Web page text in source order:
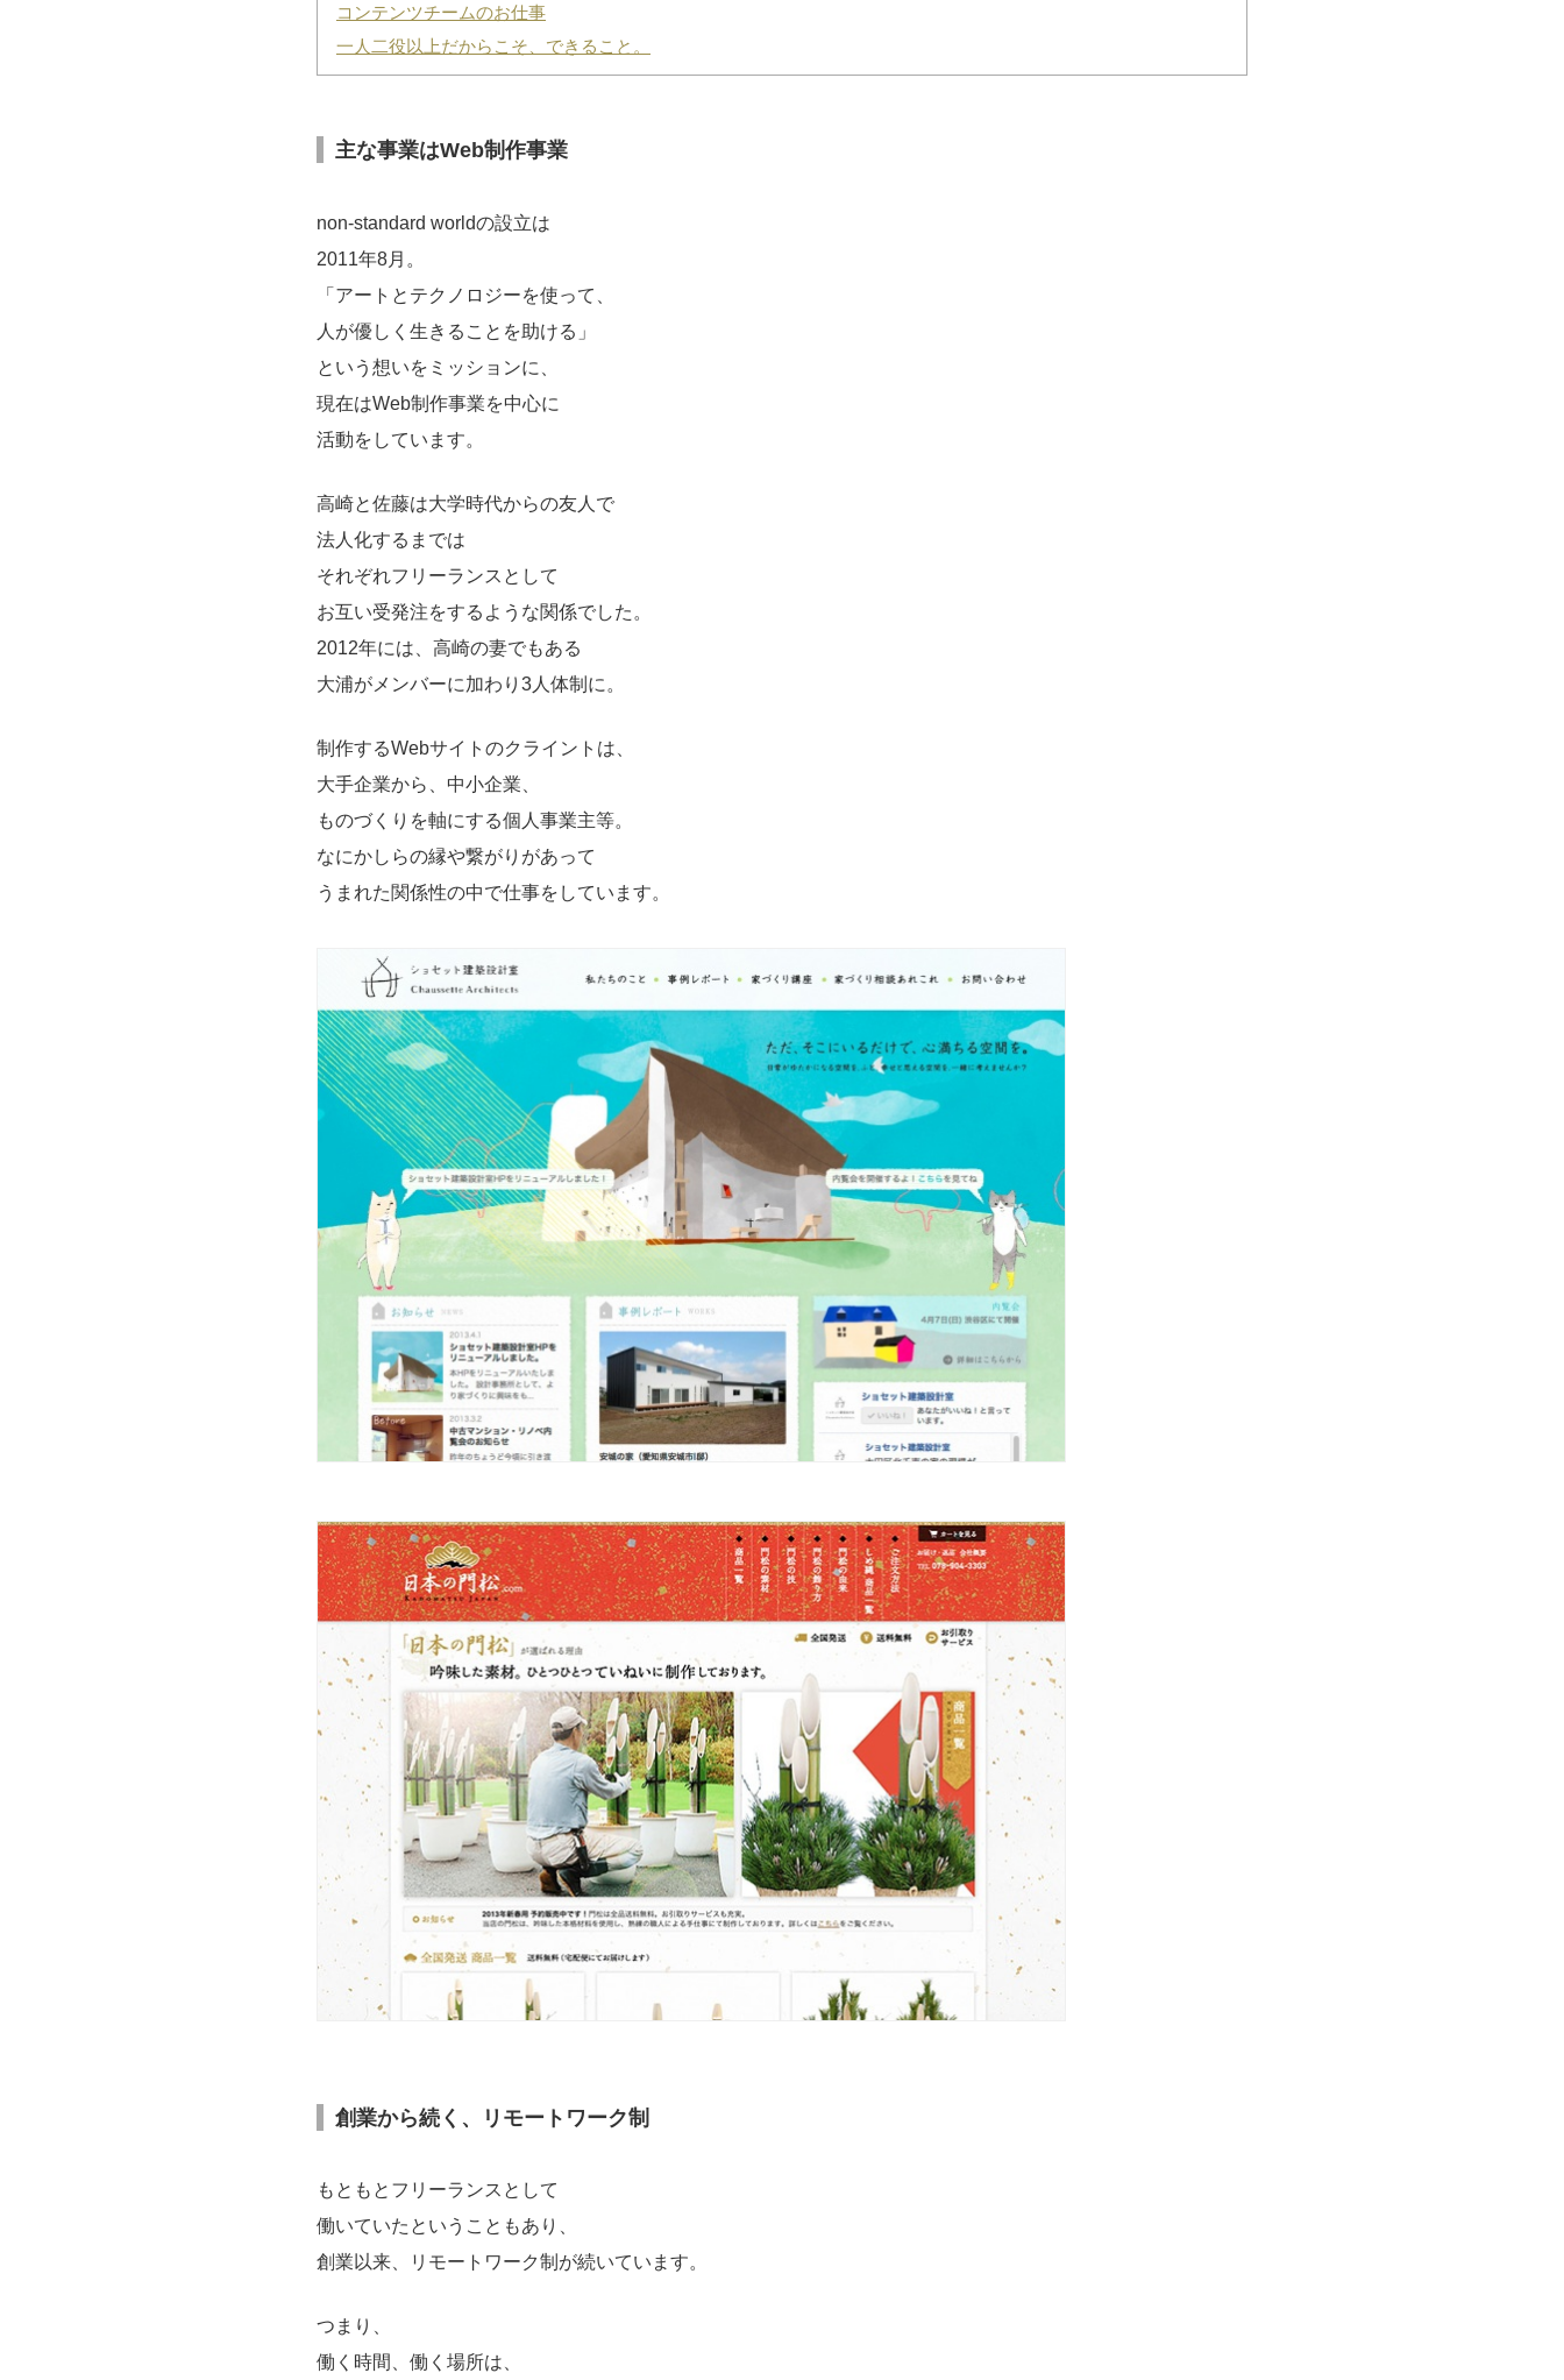
コンテンツチームのお仕事
一人二役以上だからこそ、できること。
主な事業はWeb制作事業
non-standard worldの設立は
2011年8月。
「アートとテクノロジーを使って、
人が優しく生きることを助ける」
という想いをミッションに、
現在はWeb制作事業を中心に
活動をしています。
高崎と佐藤は大学時代からの友人で
法人化するまでは
それぞれフリーランスとして
お互い受発注をするような関係でした。
2012年には、高崎の妻でもある
大浦がメンバーに加わり3人体制に。
制作するWebサイトのクライントは、
大手企業から、中小企業、
ものづくりを軸にする個人事業主等。
なにかしらの縁や繋がりがあって
うまれた関係性の中で仕事をしています。
創業から続く、リモートワーク制
もともとフリーランスとして
働いていたということもあり、
創業以来、リモートワーク制が続いています。
つまり、
働く時間、働く場所は、